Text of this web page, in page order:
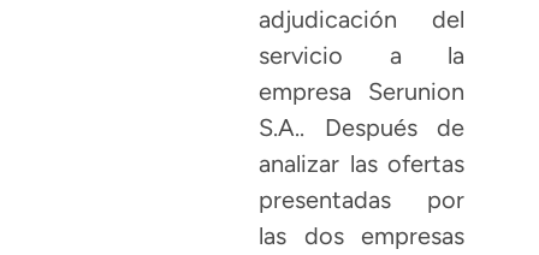
adjudicación del
servicio a la
empresa Serunion
S.A.. Después de
analizar las ofertas
presentadas por
las dos empresas